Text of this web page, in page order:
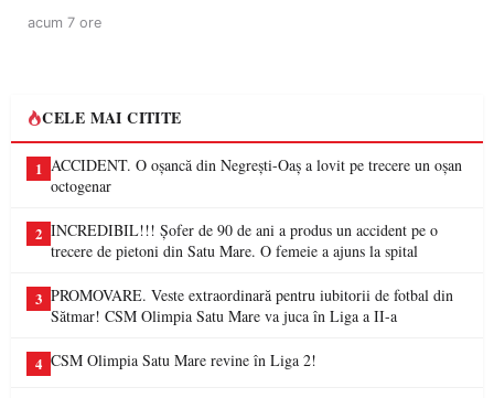
acum 7 ore
CELE MAI CITITE
1 ACCIDENT. O oșancă din Negrești-Oaș a lovit pe trecere un oșan
octogenar
2 INCREDIBIL!!! Șofer de 90 de ani a produs un accident pe o
trecere de pietoni din Satu Mare. O femeie a ajuns la spital
3 PROMOVARE. Veste extraordinară pentru iubitorii de fotbal din
Sătmar! CSM Olimpia Satu Mare va juca în Liga a II-a
4 CSM Olimpia Satu Mare revine în Liga 2!